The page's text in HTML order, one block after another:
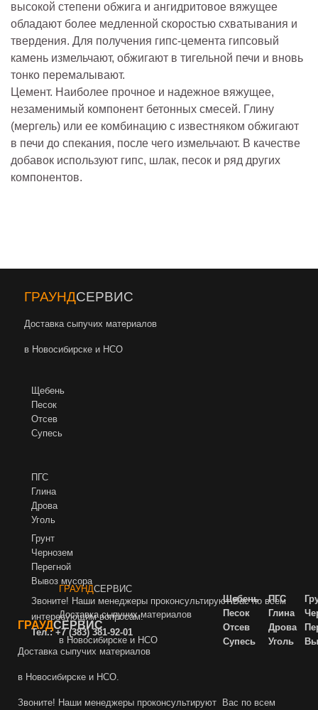
высокой степени обжига и ангидритовое вяжущее
обладают более медленной скоростью схватывания и
твердения. Для получения гипс-цемента гипсовый
камень измельчают, обжигают в тигельной печи и вновь
тонко перемалывают.
Цемент. Наиболее прочное и надежное вяжущее,
незаменимый компонент бетонных смесей. Глину
(мергель) или ее комбинацию с известняком обжигают
в печи до спекания, после чего измельчают. В качестве
добавок используют гипс, шлак, песок и ряд других
компонентов.
ГРАУНДСЕРВИС
Доставка сыпучих материалов
в Новосибирске и НСО
Щебень
Песок
Отсев
Супесь
ПГС
Глина
Дрова
Уголь
Грунт
Чернозем
Перегной
Вывоз мусора
Звоните! Наши менеджеры проконсультируют Вас по всем
интересующим вопросам.
Тел.:+7 (383) 381-92-01
ГРАУНДСЕРВИС
Доставка сыпучих материалов
в Новосибирске и НСО
Щебень
Песок
Отсев
Супесь
ПГС
Глина
Дрова
Уголь
ГРАУДСЕРВИС
Доставка сыпучих материалов
в Новосибирске и НСО.
Звоните! Наши менеджеры проконсультируют Вас по всем